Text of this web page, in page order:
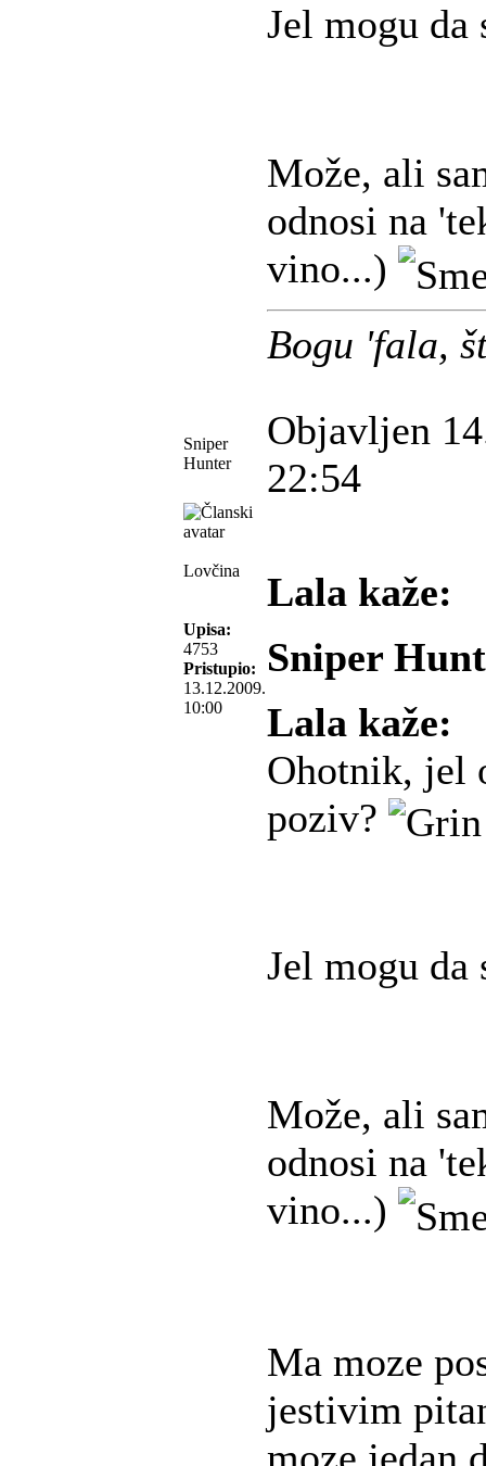
Jel mogu
Može, ali
odnosi na
vino...)
Bogu 'fala,
Sniper
Hunter
Objavljen
22:54
Lovčina
Upisa:
4753
Pristupio:
13.12.2009.
10:00
Lala kaže:
Sniper
Lala kaže:
Ohotnik, jel
poziv?
Jel mogu
Može, ali
odnosi na
vino...)
Ma moze
jestivim
moze jedan